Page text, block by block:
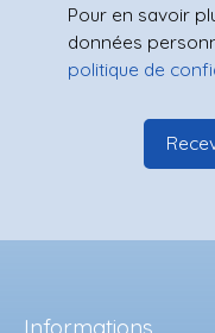
Pour en savoir
données
politique de
Informations